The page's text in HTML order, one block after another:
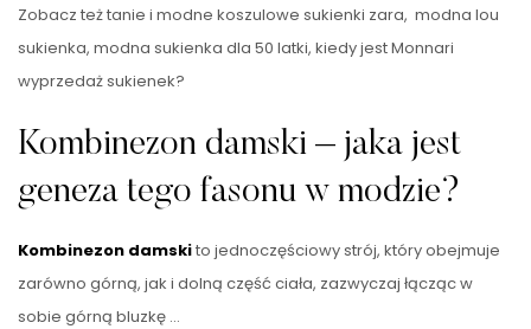
Zobacz też tanie i modne koszulowe sukienki zara, modna lou
sukienka, modna sukienka dla 50 latki, kiedy jest Monnari
wyprzedaż sukienek?
Kombinezon damski – jaka jest
geneza tego fasonu w modzie?
Kombinezon damskito jednoczęściowy strój, który obejmuje
zarówno górną, jak i dolną część ciała, zazwyczaj łącząc w
sobie górną bluzkę …